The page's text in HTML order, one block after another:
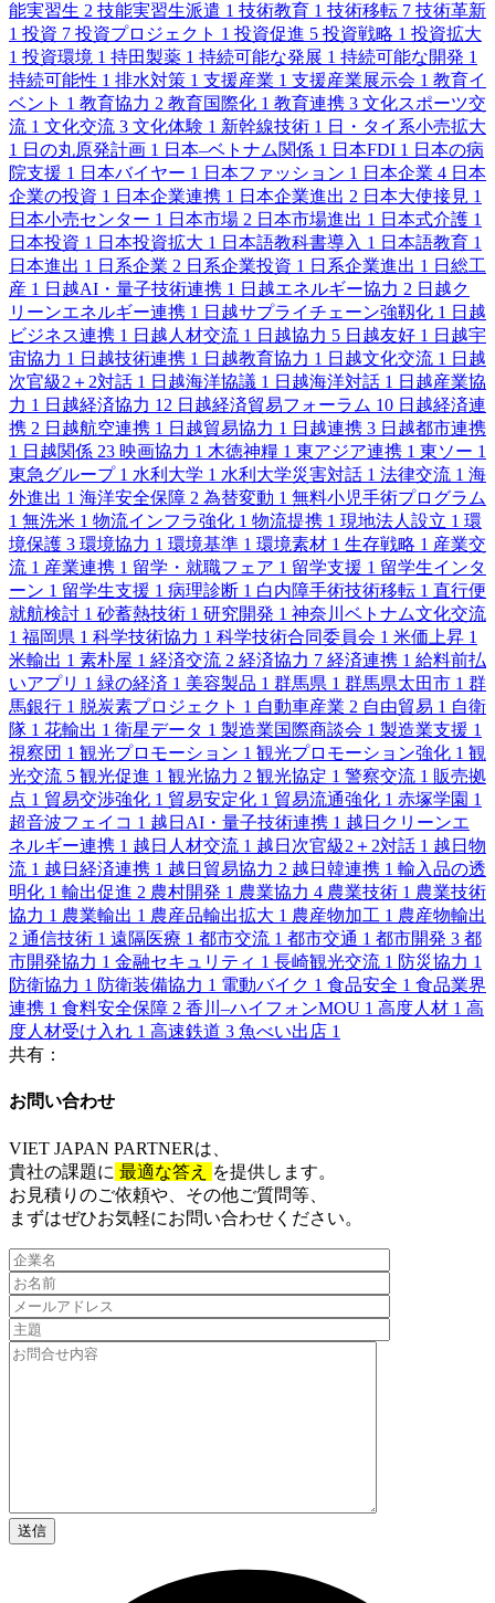
能実習生 2 技能実習生派遣 1 技術教育 1 技術移転 7 技術革新
1 投資 7 投資プロジェクト 1 投資促進 5 投資戦略 1 投資拡大
1 投資環境 1 持田製薬 1 持続可能な発展 1 持続可能な開発 1
持続可能性 1 排水対策 1 支援産業 1 支援産業展示会 1 教育イ
ベント 1 教育協力 2 教育国際化 1 教育連携 3 文化スポーツ交
流 1 文化交流 3 文化体験 1 新幹線技術 1 日・タイ系小売拡大
1 日の丸原発計画 1 日本–ベトナム関係 1 日本FDI 1 日本の病
院支援 1 日本バイヤー 1 日本ファッション 1 日本企業 4 日本
企業の投資 1 日本企業連携 1 日本企業進出 2 日本大使接見 1
日本小売センター 1 日本市場 2 日本市場進出 1 日本式介護 1
日本投資 1 日本投資拡大 1 日本語教科書導入 1 日本語教育 1
日本進出 1 日系企業 2 日系企業投資 1 日系企業進出 1 日総工
産 1 日越AI・量子技術連携 1 日越エネルギー協力 2 日越ク
リーンエネルギー連携 1 日越サプライチェーン強靱化 1 日越
ビジネス連携 1 日越人材交流 1 日越協力 5 日越友好 1 日越宇
宙協力 1 日越技術連携 1 日越教育協力 1 日越文化交流 1 日越
次官級2＋2対話 1 日越海洋協議 1 日越海洋対話 1 日越産業協
力 1 日越経済協力 12 日越経済貿易フォーラム 10 日越経済連
携 2 日越航空連携 1 日越貿易協力 1 日越連携 3 日越都市連携
1 日越関係 23 映画協力 1 木徳神糧 1 東アジア連携 1 東ソー 1
東急グループ 1 水利大学 1 水利大学災害対話 1 法律交流 1 海
外進出 1 海洋安全保障 2 為替変動 1 無料小児手術プログラム
1 無洗米 1 物流インフラ強化 1 物流提携 1 現地法人設立 1 環
境保護 3 環境協力 1 環境基準 1 環境素材 1 生存戦略 1 産業交
流 1 産業連携 1 留学・就職フェア 1 留学支援 1 留学生インタ
ーン 1 留学生支援 1 病理診断 1 白内障手術技術移転 1 直行便
就航検討 1 砂蓄熱技術 1 研究開発 1 神奈川ベトナム文化交流
1 福岡県 1 科学技術協力 1 科学技術合同委員会 1 米価上昇 1
米輸出 1 素朴屋 1 経済交流 2 経済協力 7 経済連携 1 給料前払
いアプリ 1 緑の経済 1 美容製品 1 群馬県 1 群馬県太田市 1 群
馬銀行 1 脱炭素プロジェクト 1 自動車産業 2 自由貿易 1 自衛
隊 1 花輸出 1 衛星データ 1 製造業国際商談会 1 製造業支援 1
視察団 1 観光プロモーション 1 観光プロモーション強化 1 観
光交流 5 観光促進 1 観光協力 2 観光協定 1 警察交流 1 販売拠
点 1 貿易交渉強化 1 貿易安定化 1 貿易流通強化 1 赤塚学園 1
超音波フェイコ 1 越日AI・量子技術連携 1 越日クリーンエ
ネルギー連携 1 越日人材交流 1 越日次官級2＋2対話 1 越日物
流 1 越日経済連携 1 越日貿易協力 2 越日韓連携 1 輸入品の透
明化 1 輸出促進 2 農村開発 1 農業協力 4 農業技術 1 農業技術
協力 1 農業輸出 1 農産品輸出拡大 1 農産物加工 1 農産物輸出
2 通信技術 1 遠隔医療 1 都市交流 1 都市交通 1 都市開発 3 都
市開発協力 1 金融セキュリティ 1 長崎観光交流 1 防災協力 1
防衛協力 1 防衛装備協力 1 電動バイク 1 食品安全 1 食品業界
連携 1 食料安全保障 2 香川–ハイフォンMOU 1 高度人材 1 高
度人材受け入れ 1 高速鉄道 3 魚べい出店 1
共有：
お問い合わせ​
VIET JAPAN PARTNERは、
貴社の課題に 最適な答え
を提供します。
お見積りのご依頼や、その他ご質問等、​
まずはぜひお気軽にお問い合わせください。​